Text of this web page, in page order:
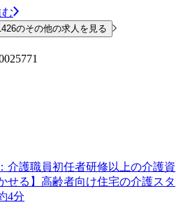
のその他の求人を見る
介護職員初任者研修以上の介護資
る】高齢者向け住宅の介護スタ
4分